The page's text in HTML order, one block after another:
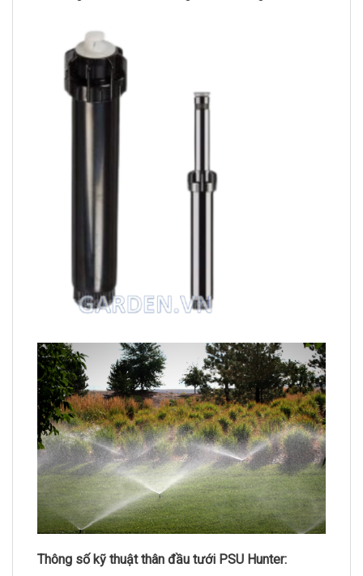
Thông số kỹ thuật thân đầu tưới PSU Hunter: